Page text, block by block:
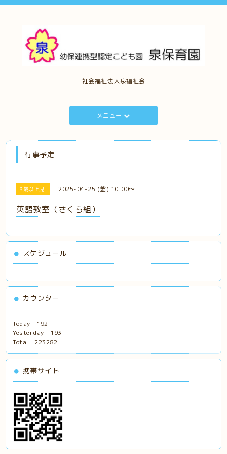
社会福祉法人泉福祉会
メニュー
行事予定
3歳以上児 2025-04-25 (金) 10:00～
英語教室（さくら組）
スケジュール
カウンター
Today : 192
Yesterday : 193
Total :223282
携帯サイト